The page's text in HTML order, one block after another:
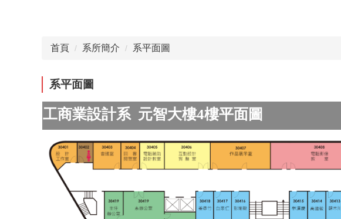
首頁 系所簡介 系平面圖
系平面圖
工商業設計系 元智大樓4樓平面圖